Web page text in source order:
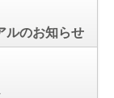
のお知らせ